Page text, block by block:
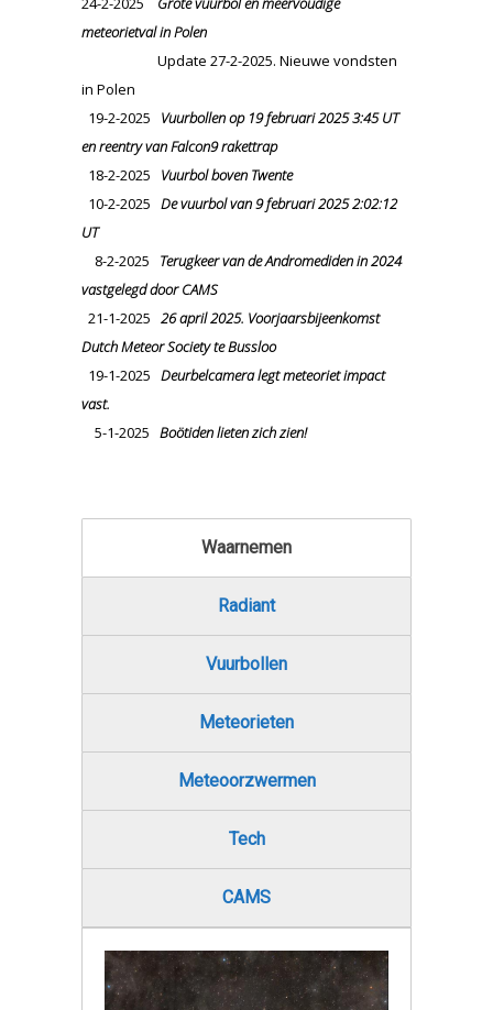
meteorietval in Polen
Update 27-2-2025. Nieuwe vondsten
in Polen
19-2-2025 Vuurbollen op 19 februari 2025 3:45 UT
en reentry van Falcon9 rakettrap
18-2-2025
Vuurbol boven Twente
10-2-2025 De vuurbol van 9 februari 2025 2:02:12
UT
8-2-2025 Terugkeer van de Andromediden in 2024
vastgelegd door CAMS
21-1-2025 26 april 2025. Voorjaarsbijeenkomst
Dutch Meteor Society te Bussloo
19-1-2025 Deurbelcamera legt meteoriet impact
vast.
5-1-2025 Boötiden lieten zich zien!
Waarnemen
Radiant
Vuurbollen
Meteorieten
Meteoorzwermen
Tech
CAMS